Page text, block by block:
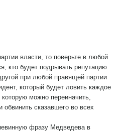
этого позволить не может,
Кавказа и других морских
власти, то поверьте в любой
кто будет подрывать репутацию
при любой правящей партии
который будет ловить каждое
можно переиначить,
обвинить сказавшего во всех
фразу Медведева в